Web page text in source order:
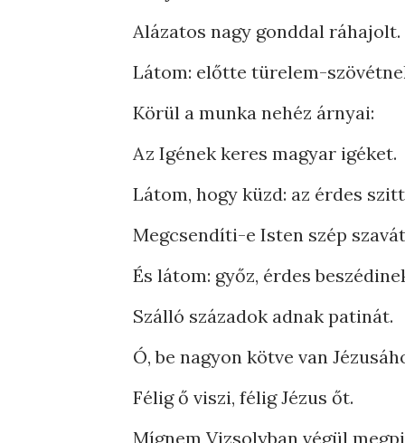
Alázatos nagy gonddal ráhajolt.
Látom: előtte türelem-
Körül a munka nehéz árnyai:
Az Igének keres magyar igéket.
Látom, hogy küzd: az érdes
Megcsendíti-e Isten szép
És látom: győz, érdes
Szálló századok adnak patinát.
Ó, be nagyon kötve van
Félig ő viszi, félig Jézus őt.
Mígnem Vizsolyban végül